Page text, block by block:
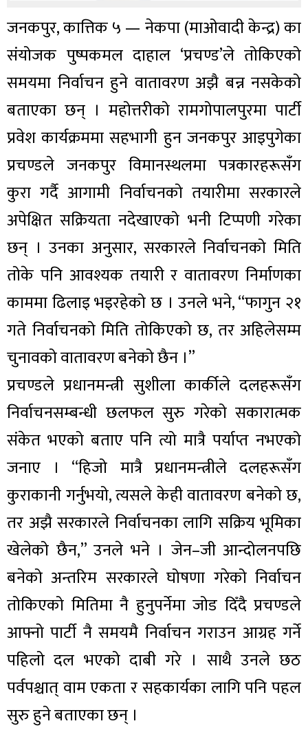
जनकपुर, कात्तिक ५ — नेकपा (माओवादी केन्द्र) का
संयोजक पुष्पकमल दाहाल ‘प्रचण्ड’ले तोकिएको
समयमा निर्वाचन हुने वातावरण अझै बन्न नसकेको
बताएका छन् । महोत्तरीको रामगोपालपुरमा पार्टी
प्रवेश कार्यक्रममा सहभागी हुन जनकपुर आइपुगेका
प्रचण्डले जनकपुर विमानस्थलमा पत्रकारहरूसँग
कुरा गर्दै आगामी निर्वाचनको तयारीमा सरकारले
अपेक्षित सक्रियता नदेखाएको भनी टिप्पणी गरेका
छन् । उनका अनुसार, सरकारले निर्वाचनको मिति
तोके पनि आवश्यक तयारी र वातावरण निर्माणका
काममा ढिलाइ भइरहेको छ । उनले भने, “फागुन २१
गते निर्वाचनको मिति तोकिएको छ, तर अहिलेसम्म
चुनावको वातावरण बनेको छैन ।”
प्रचण्डले प्रधानमन्त्री सुशीला कार्कीले दलहरूसँग
निर्वाचनसम्बन्धी छलफल सुरु गरेको सकारात्मक
संकेत भएको बताए पनि त्यो मात्रै पर्याप्त नभएको
जनाए । “हिजो मात्रै प्रधानमन्त्रीले दलहरूसँग
कुराकानी गर्नुभयो, त्यसले केही वातावरण बनेको छ,
तर अझै सरकारले निर्वाचनका लागि सक्रिय भूमिका
खेलेको छैन,” उनले भने । जेन–जी आन्दोलनपछि
बनेको अन्तरिम सरकारले घोषणा गरेको निर्वाचन
तोकिएको मितिमा नै हुनुपर्नेमा जोड दिँदै प्रचण्डले
आफ्नो पार्टी नै समयमै निर्वाचन गराउन आग्रह गर्ने
पहिलो दल भएको दाबी गरे । साथै उनले छठ
पर्वपश्चात् वाम एकता र सहकार्यका लागि पनि पहल
सुरु हुने बताएका छन् ।